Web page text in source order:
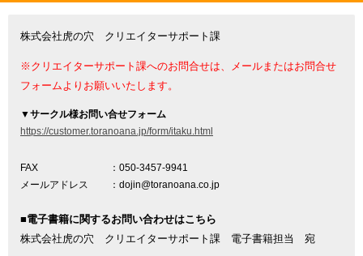
株式会社虎の穴 クリエイターサポート課
※クリエイターサポート課へのお問合せは、メールまたはお問合せ
フォームよりお願いいたします。
▼サークル様お問い合せフォーム
https://customer.toranoana.jp/form/itaku.html
FAX
：050-3457-9941
メールアドレス
：dojin@toranoana.co.jp
■電子書籍に関するお問い合わせはこちら
株式会社虎の穴 クリエイターサポート課 電子書籍担当 宛